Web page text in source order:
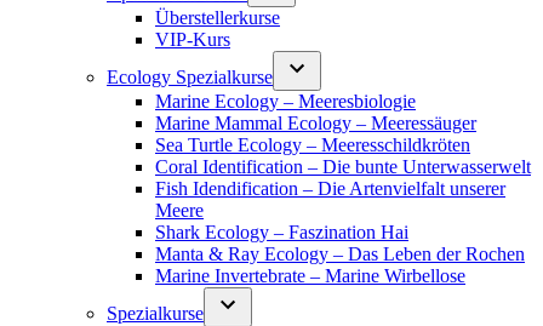
Überstellerkurse
VIP-Kurs
Ecology Spezialkurse
Marine Ecology – Meeresbiologie
Marine Mammal Ecology – Meeressäuger
Sea Turtle Ecology – Meeresschildkröten
Coral Identification – Die bunte Unterwasserwelt
Fish Idendification – Die Artenvielfalt unserer
Meere
Shark Ecology – Faszination Hai
Manta & Ray Ecology – Das Leben der Rochen
Marine Invertebrate – Marine Wirbellose
Spezialkurse